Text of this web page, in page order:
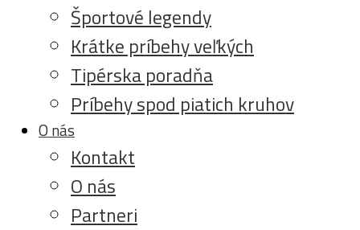
Športové legendy
Krátke príbehy veľkých
Tipérska poradňa
Príbehy spod piatich kruhov
O nás
Kontakt
O nás
Partneri